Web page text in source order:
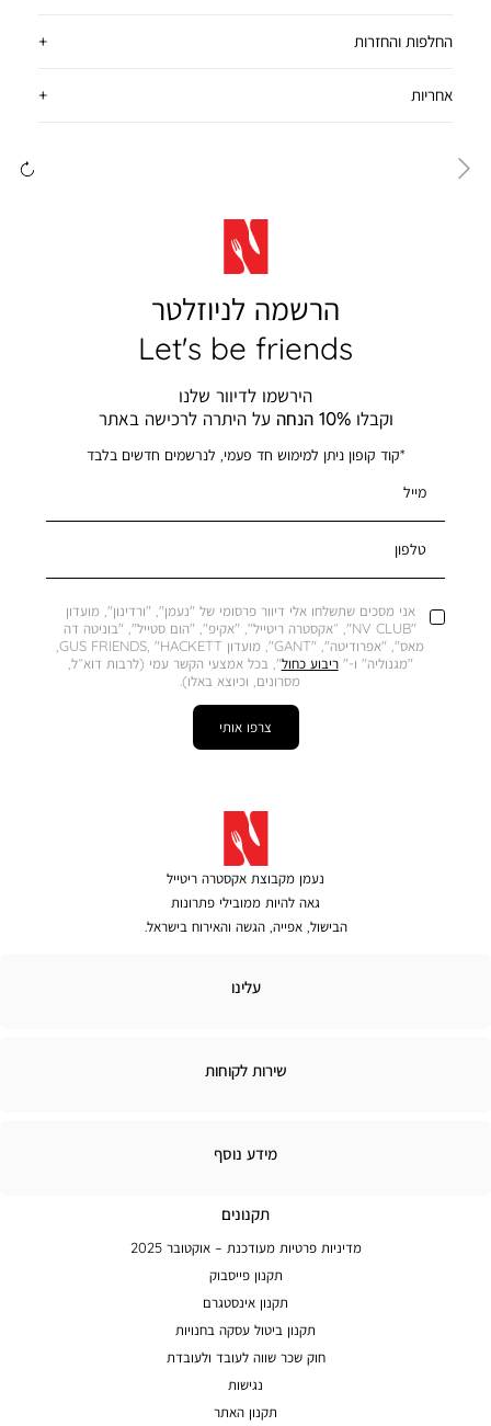
החלפות והחזרות
אחריות
הרשמה לניוזלטר
Let's be friends
הירשמו לדיוור שלנו
וקבלו10% הנחה על היתרה לרכישה באתר
*קוד קופון ניתן למימוש חד פעמי, לנרשמים חדשים בלבד
מייל
טלפון
אני מסכים שתשלחו אלי דיוור פרסומי של "נעמן", "ורדינון", מועדון
"NV CLUB", ״אקסטרה ריטייל", "אקיפ", "הום סטייל", "בוניטה דה
מאס", "אפרודיטה", "GANT", מועדון GUS FRIENDS, "HACKETT,
"מגנוליה" ו-" ריבוע כחול", בכל אמצעי הקשר עמי (לרבות דוא״ל,
מסרונים, וכיוצא באלו).
צרפו אותי
נעמן מקבוצת אקסטרה ריטייל
גאה להיות ממובילי פתרונות
הבישול, אפייה, הגשה והאירוח בישראל.
עלינו
שירות לקוחות
מידע
מידע נוסף
תקנונים
מדיניות פרטיות מעודכנת – אוקטובר 2025
תקנון פייסבוק
תקנון אינסטגרם
תקנון ביטול עסקה בחנויות
חוק שכר שווה לעובד ולעובדת
נגישות
תקנון האתר